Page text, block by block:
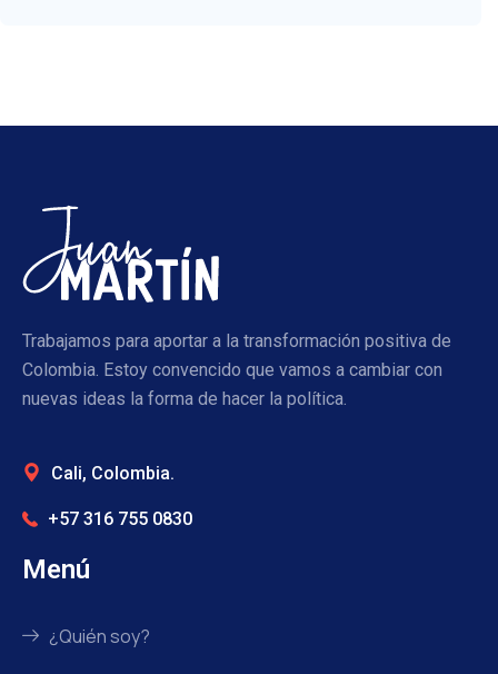
Trabajamos para aportar a la transformación positiva de
Colombia. Estoy convencido que vamos a cambiar con
nuevas ideas la forma de hacer la política.
Cali, Colombia.
+57 316 755 0830
Menú
¿Quién soy?